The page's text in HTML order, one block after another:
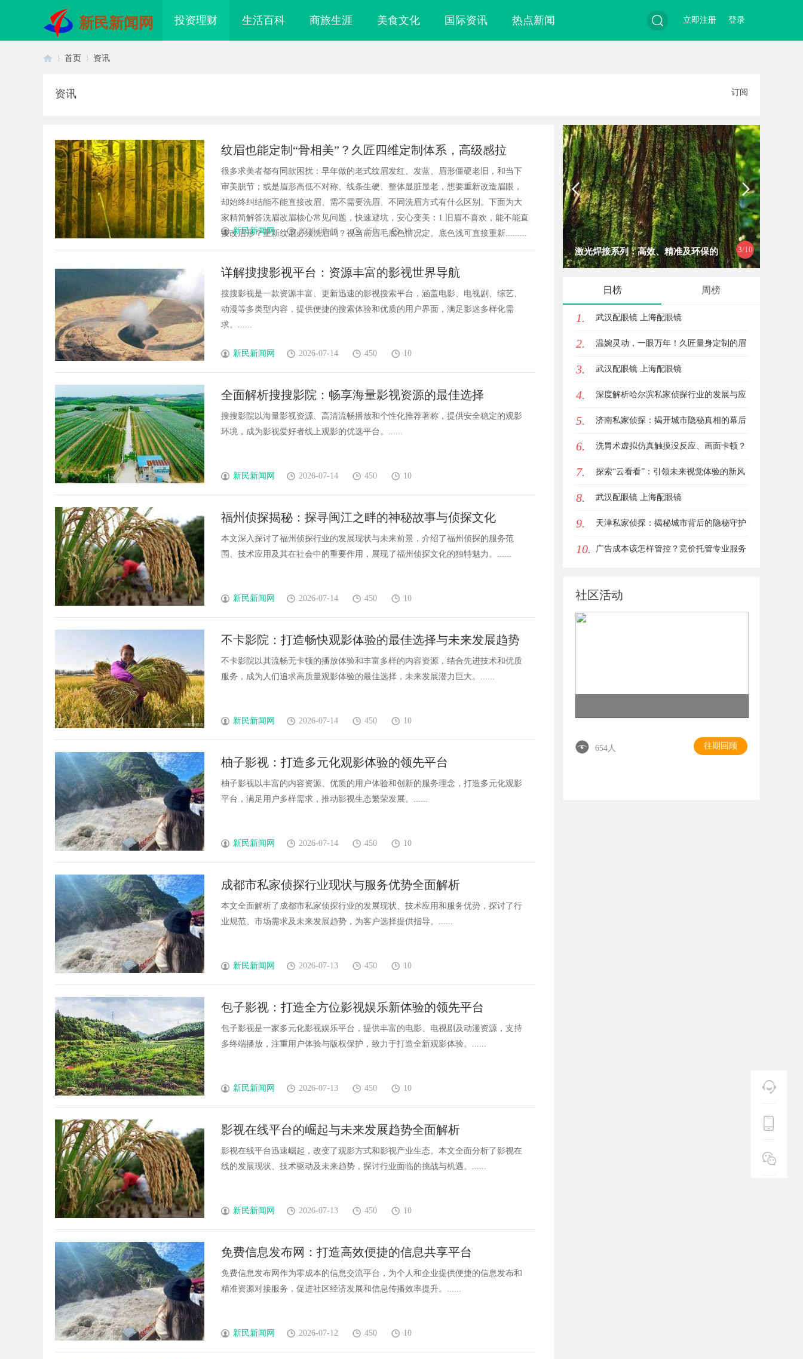
新民新闻网 投资理财 生活百科 商旅生涯 美食文化 国际资讯 热点新闻
索
登录
立即注册
首页 资讯
资讯 订阅
纹眉也能定制“骨相美”？久匠四维定制体系，高级感拉
满！（附2026年久匠全国预约咨询方式）
很多求美者都有同款困扰：早年做的老式纹眉发红、发蓝、眉形僵硬老旧，和当下
审美脱节；或是眉形高低不对称、线条生硬、整体显脏显老，想要重新改造眉眼，
却始终纠结能不能直接改眉、需不需要洗眉、不同洗眉方式有什么区别。下面为大
家精简解答洗眉改眉核心常见问题，快速避坑，安心变美：1.旧眉不喜欢，能不能直
接改眉形？重新纹眉必须洗眉吗？视当前眉毛底色情况定。底色浅可直接重新.........
新民新闻网 2026-07-16 450 10
详解搜搜影视平台：资源丰富的影视世界导航
搜搜影视是一款资源丰富、更新迅速的影视搜索平台，涵盖电影、电视剧、综艺、
动漫等多类型内容，提供便捷的搜索体验和优质的用户界面，满足影迷多样化需
求。......
新民新闻网 2026-07-14 450 10
全面解析搜搜影院：畅享海量影视资源的最佳选择
搜搜影院以海量影视资源、高清流畅播放和个性化推荐著称，提供安全稳定的观影
环境，成为影视爱好者线上观影的优选平台。......
新民新闻网 2026-07-14 450 10
福州侦探揭秘：探寻闽江之畔的神秘故事与侦探文化
本文深入探讨了福州侦探行业的发展现状与未来前景，介绍了福州侦探的服务范
围、技术应用及其在社会中的重要作用，展现了福州侦探文化的独特魅力。......
新民新闻网 2026-07-14 450 10
不卡影院：打造畅快观影体验的最佳选择与未来发展趋势
不卡影院以其流畅无卡顿的播放体验和丰富多样的内容资源，结合先进技术和优质
服务，成为人们追求高质量观影体验的最佳选择，未来发展潜力巨大。......
新民新闻网 2026-07-14 450 10
柚子影视：打造多元化观影体验的领先平台
柚子影视以丰富的内容资源、优质的用户体验和创新的服务理念，打造多元化观影
平台，满足用户多样需求，推动影视生态繁荣发展。......
新民新闻网 2026-07-14 450 10
成都市私家侦探行业现状与服务优势全面解析
本文全面解析了成都市私家侦探行业的发展现状、技术应用和服务优势，探讨了行
业规范、市场需求及未来发展趋势，为客户选择提供指导。......
新民新闻网 2026-07-13 450 10
包子影视：打造全方位影视娱乐新体验的领先平台
包子影视是一家多元化影视娱乐平台，提供丰富的电影、电视剧及动漫资源，支持
多终端播放，注重用户体验与版权保护，致力于打造全新观影体验。......
新民新闻网 2026-07-13 450 10
影视在线平台的崛起与未来发展趋势全面解析
影视在线平台迅速崛起，改变了观影方式和影视产业生态。本文全面分析了影视在
线的发展现状、技术驱动及未来趋势，探讨行业面临的挑战与机遇。......
新民新闻网 2026-07-13 450 10
免费信息发布网：打造高效便捷的信息共享平台
免费信息发布网作为零成本的信息交流平台，为个人和企业提供便捷的信息发布和
精准资源对接服务，促进社区经济发展和信息传播效率提升。......
新民新闻网 2026-07-12 450 10
4/10
武汉配眼镜 上海配眼镜 合肥刑事辩护律师：为您的权益保驾
护航
激光焊接系列：高效、精准及环保的
制造解决方案
全面解析2828电影网：影视资源的丰
日榜 周榜
1. 武汉配眼镜 上海配眼镜
2. 温婉灵动，一眼万年！久匠量身定制的眉
眼唇，才是你整张脸的点睛之笔！淡颜系
女生的气质加分项
3. 武汉配眼镜 上海配眼镜
4. 深度解析哈尔滨私家侦探行业的发展与应
用现状
5. 济南私家侦探：揭开城市隐秘真相的幕后
英雄
6. 洗胃术虚拟仿真触摸没反应、画面卡顿？
立方幻境破解难题
7. 探索“云看看”：引领未来视觉体验的新风
潮
8. 武汉配眼镜 上海配眼镜
9. 天津私家侦探：揭秘城市背后的隐秘守护
者
10. 广告成本该怎样管控？竞价托管专业服务
社区活动
654人 往期回顾